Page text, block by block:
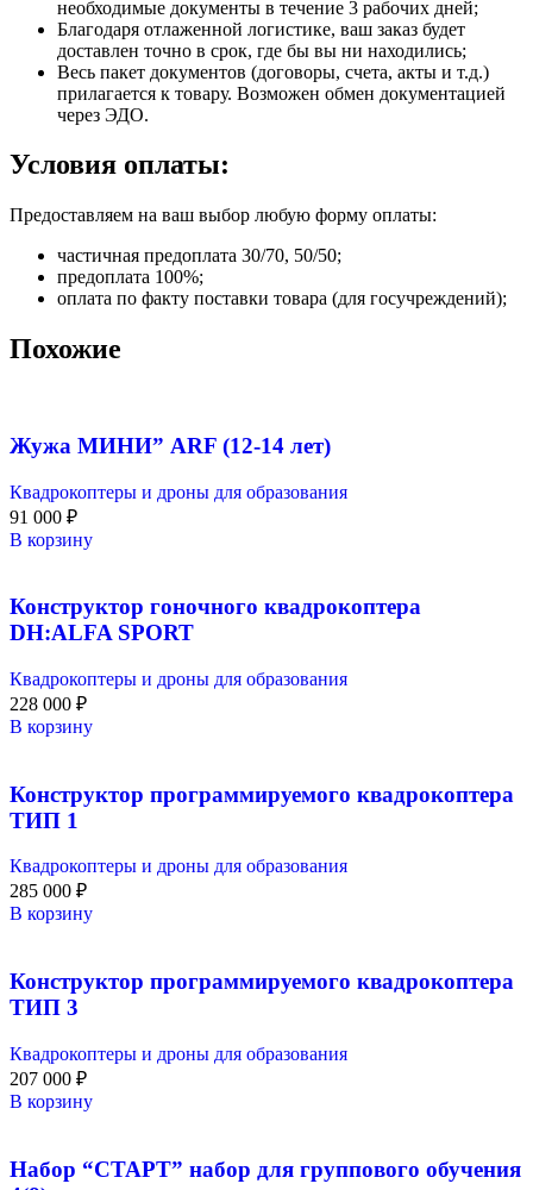
необходимые документы в течение 3 рабочих дней;
Благодаря отлаженной логистике, ваш заказ будет
доставлен точно в срок, где бы вы ни находились;
Весь пакет документов (договоры, счета, акты и т.д.)
прилагается к товару. Возможен обмен документацией
через ЭДО.
Условия оплаты:
Предоставляем на ваш выбор любую форму оплаты:
частичная предоплата 30/70, 50/50;
предоплата 100%;
оплата по факту поставки товара (для госучреждений);
Похожие
Жужа МИНИ” ARF (12-14 лет)
Квадрокоптеры и дроны для образования
91 000 ₽
В корзину
Конструктор гоночного квадрокоптера
DH:ALFA SPORT
Квадрокоптеры и дроны для образования
228 000 ₽
В корзину
Конструктор программируемого квадрокоптера
ТИП 1
Квадрокоптеры и дроны для образования
285 000 ₽
В корзину
Конструктор программируемого квадрокоптера
ТИП 3
Квадрокоптеры и дроны для образования
207 000 ₽
В корзину
Набор “СТАРТ” набор для группового обучения